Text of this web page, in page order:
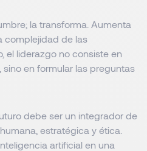
la transforma. Aumenta
complejidad de las
el liderazgo no consiste en
en formular las preguntas
debe ser un integrador de
estratégica y ética.
artificial en una